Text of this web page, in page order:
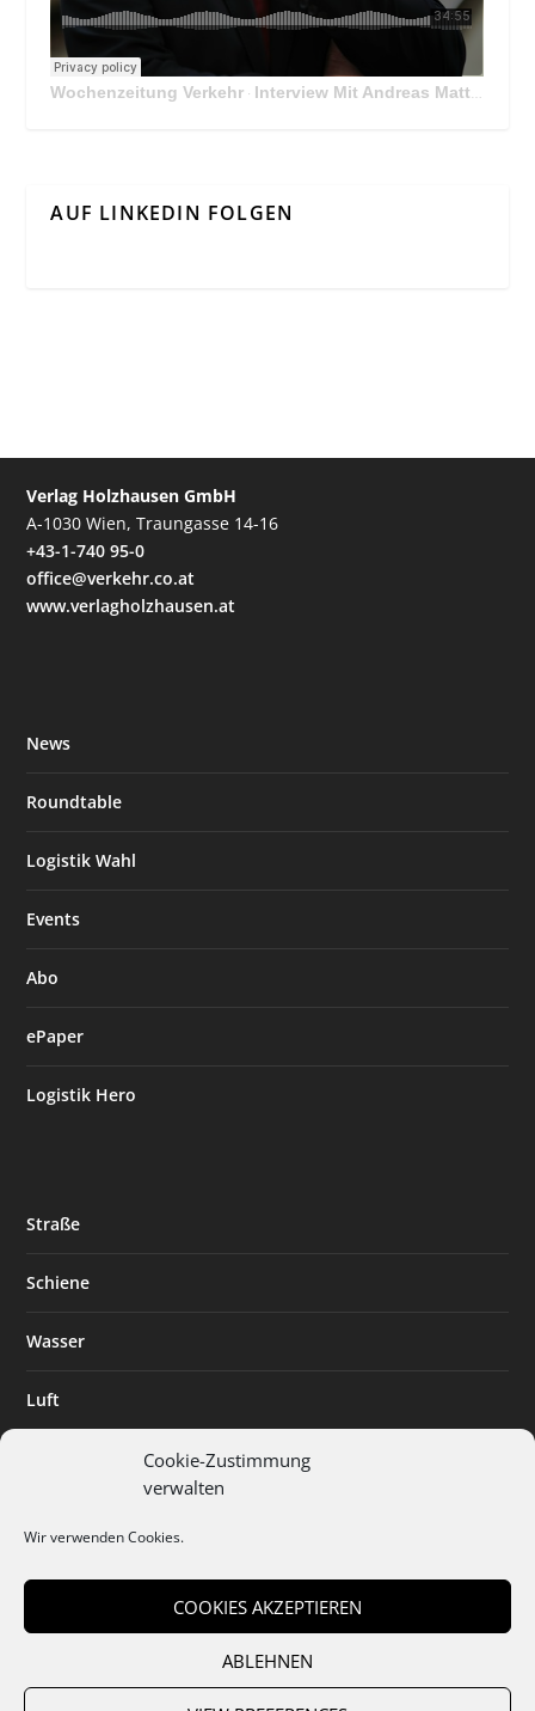
Cookie-Zustimmung
verwalten
Wir verwenden Cookies.
COOKIES AKZEPTIEREN
ABLEHNEN
Wochenzeitung Verkehr · Interview Mit Andreas Matthä, CEO der ÖBB Holding
AUF LINKEDIN FOLGEN
Verlag Holzhausen GmbH
A-1030 Wien, Traungasse 14-16
+43-1-740 95-0
office@verkehr.co.at
www.verlagholzhausen.at
News
Roundtable
Logistik Wahl
Events
Abo
ePaper
Logistik Hero
Straße
Schiene
Wasser
Luft
Digitalisierung
Mediadaten Cookies Datenschutz